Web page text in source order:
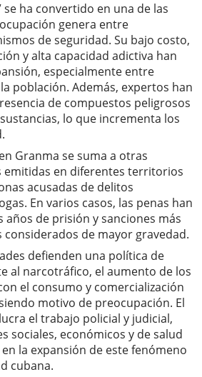
se ha convertido en una de las
genera entre
de seguridad. Su bajo costo,
y alta capacidad adictiva han
especialmente entre
población. Además, expertos han
de compuestos peligrosos
lo que incrementa los
Granma se suma a otras
emitidas en diferentes territorios
acusadas de delitos
En varios casos, las penas han
años de prisión y sanciones más
considerados de mayor gravedad.
defienden una política de
al narcotráfico, el aumento de los
el consumo y comercialización
motivo de preocupación. El
el trabajo policial y judicial,
sociales, económicos y de salud
la expansión de este fenómeno
cubana.